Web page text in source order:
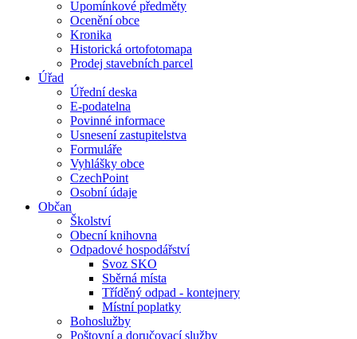
Upomínkové předměty
Ocenění obce
Kronika
Historická ortofotomapa
Prodej stavebních parcel
Úřad
Úřední deska
E-podatelna
Povinné informace
Usnesení zastupitelstva
Formuláře
Vyhlášky obce
CzechPoint
Osobní údaje
Občan
Školství
Obecní knihovna
Odpadové hospodářství
Svoz SKO
Sběrná místa
Tříděný odpad - kontejnery
Místní poplatky
Bohoslužby
Poštovní a doručovací služby